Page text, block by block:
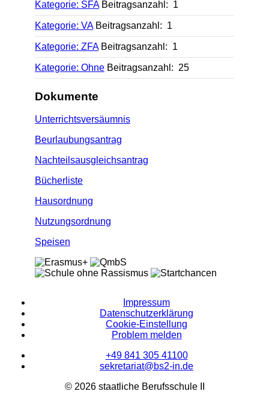
Kategorie: SFA Beitragsanzahl: 1
Kategorie: VA Beitragsanzahl: 1
Kategorie: ZFA Beitragsanzahl: 1
Kategorie: Ohne Beitragsanzahl: 25
Dokumente
Unterrichtsversäumnis
Beurlaubungsantrag
Nachteilsausgleichsantrag
Bücherliste
Hausordnung
Nutzungsordnung
Speisen
Impressum
Datenschutzerklärung
Cookie-Einstellung
Problem melden
+49 841 305 41100
sekretariat@bs2-in.de
© 2026 staatliche Berufsschule II